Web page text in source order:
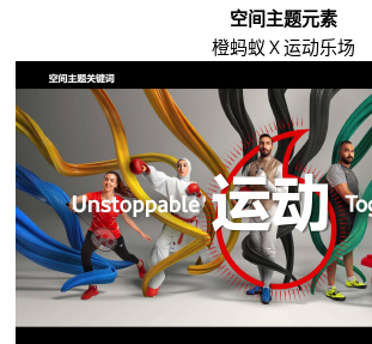
空间主题元素
橙蚂蚁 X 运动乐场